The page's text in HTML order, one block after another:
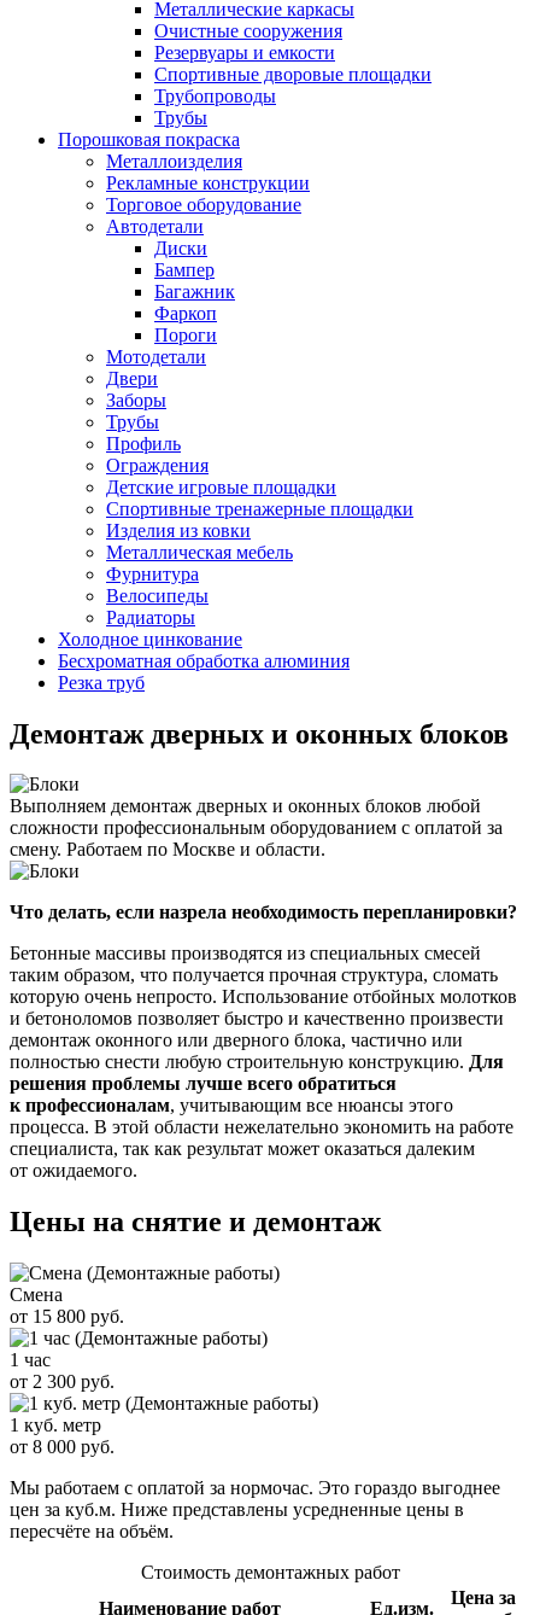
Металлические каркасы
Очистные сооружения
Резервуары и емкости
Спортивные дворовые площадки
Трубопроводы
Трубы
Порошковая покраска
Металлоизделия
Рекламные конструкции
Торговое оборудование
Автодетали
Диски
Бампер
Багажник
Фаркоп
Пороги
Мотодетали
Двери
Заборы
Трубы
Профиль
Ограждения
Детские игровые площадки
Спортивные тренажерные площадки
Изделия из ковки
Металлическая мебель
Фурнитура
Велосипеды
Радиаторы
Холодное цинкование
Бесхроматная обработка алюминия
Резка труб
Демонтаж дверных и оконных блоков
Выполняем демонтаж дверных и оконных блоков любой
сложности профессиональным оборудованием с оплатой за
смену. Работаем по Москве и области.
Что делать, если назрела необходимость перепланировки?
Бетонные массивы производятся из специальных смесей
таким образом, что получается прочная структура, сломать
которую очень непросто. Использование отбойных молотков
и бетоноломов позволяет быстро и качественно произвести
демонтаж оконного или дверного блока, частично или
полностью снести любую строительную конструкцию. Для
решения проблемы лучше всего обратиться
к профессионалам, учитывающим все нюансы этого
процесса. В этой области нежелательно экономить на работе
специалиста, так как результат может оказаться далеким
от ожидаемого.
Цены на снятие и демонтаж
Смена
от 15 800 руб.
1 час
от 2 300 руб.
1 куб. метр
от 8 000 руб.
Мы работаем с оплатой за нормочас. Это гораздо выгоднее
цен за куб.м. Ниже представлены усредненные цены в
пересчёте на объём.
Стоимость демонтажных работ
Наименование работ
Ед.изм.
Цена за